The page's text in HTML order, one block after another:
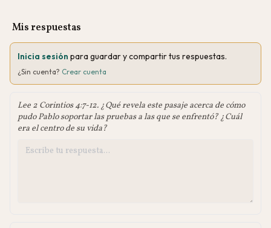
Mis respuestas
Inicia sesión para guardar y compartir tus respuestas.
¿Sin cuenta? Crear cuenta
Lee 2 Corintios 4:7-12. ¿Qué revela este pasaje acerca de cómo
pudo Pablo soportar las pruebas a las que se enfrentó? ¿Cuál
era el centro de su vida?